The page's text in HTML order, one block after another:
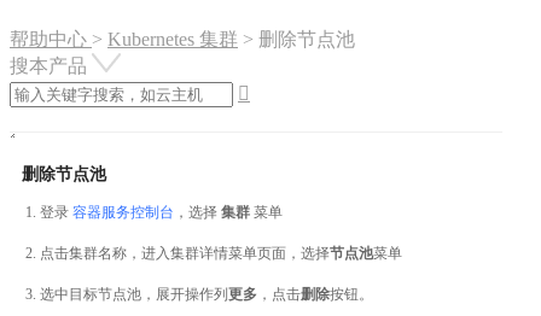
帮助中心 > Kubernetes 集群 > 删除节点池
搜本产品

删除节点池
登录 容器服务控制台 ，选择 集群 菜单
点击集群名称，进入集群详情菜单页面，选择节点池菜单
选中目标节点池，展开操作列更多 ，点击删除按钮。